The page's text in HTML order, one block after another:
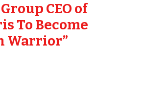
CEO of
To Become
Warrior”